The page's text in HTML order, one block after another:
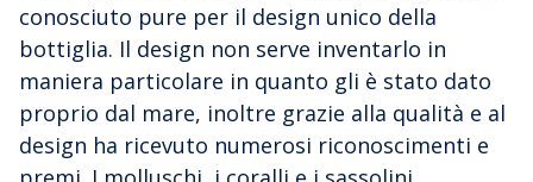
conosciuto pure per il design unico della
bottiglia. Il design non serve inventarlo in
maniera particolare in quanto gli è stato dato
proprio dal mare, inoltre grazie alla qualità e al
design ha ricevuto numerosi riconoscimenti e